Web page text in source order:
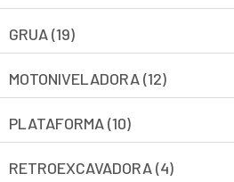
GRUA (19)
MOTONIVELADORA (12)
PLATAFORMA (10)
RETROEXCAVADORA (4)